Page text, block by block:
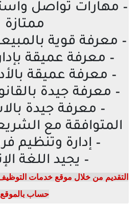
– مهارات تواصل
ممتازة
– معرفة قوية
– معرفة عميقة
– معرفة عميقة
– معرفة جيدة
– معرفة جيدة
المتوافقة مع
– إدارة وتنظيم
– يجيد اللغة
التقديم من خلال موقع خدمات
حساب بالموقع